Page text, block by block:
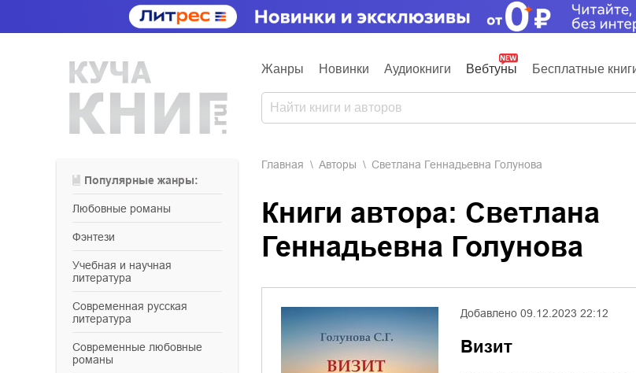
Жанры Новинки Аудиокниги Вебтуны Бесплатные
Популярные жанры:
любовные романы
фэнтези
учебная и научная
литература
современная русская
литература
современные любовные
романы
Главная Aвторы Светлана Геннадьевна Голунова
Книги автора: Светлана
Геннадьевна Голунова
Добавлено 09.12.2023 22:12
Визит